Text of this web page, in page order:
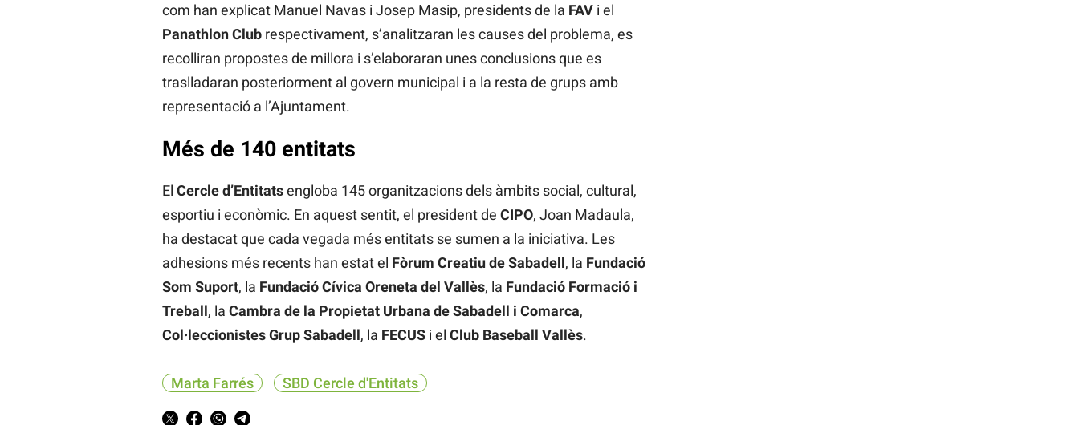
com han explicat Manuel Navas i Josep Masip, presidents de la FAVi el
Panathlon Clubrespectivament, s’analitzaran les causes del problema, es
recolliran propostes de millora i s’elaboraran unes conclusions que es
traslladaran posteriorment al govern municipal i a la resta de grups amb
representació a l’Ajuntament.
Més de 140 entitats
El Cercle d’Entitatsengloba 145 organitzacions dels àmbits social, cultural,
esportiu i econòmic. En aquest sentit, el president de CIPO, Joan Madaula,
ha destacat que cada vegada més entitats se sumen a la iniciativa. Les
adhesions més recents han estat el Fòrum Creatiu de Sabadell, la Fundació
Som Suport, la Fundació Cívica Oreneta del Vallès, la Fundació Formació i
Treball, la Cambra de la Propietat Urbana de Sabadell i Comarca,
Col·leccionistes Grup Sabadell, la FECUSi el Club Baseball Vallès.
Marta Farrés SBD Cercle d'Entitats